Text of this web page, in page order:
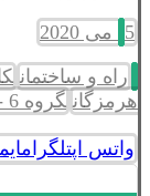
5 می 2020
راه و ساختمان
هرمزگان گروه 6 - راه و ساختمان و نقشه برداری
واتس اپتلگرام